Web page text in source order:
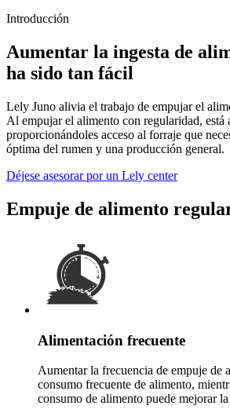
Introducción
Aumentar la ingesta de
ha sido tan fácil
Lely Juno alivia el trabajo de empujar el
Al empujar el alimento con regularidad, está
proporcionándoles acceso al forraje que
óptima del rumen y una producción general.
Déjese asesorar por un Lely center
Empuje de alimento
Alimentación frecuente
Aumentar la frecuencia de empuje de
consumo frecuente de alimento,
consumo de alimento puede mejorar